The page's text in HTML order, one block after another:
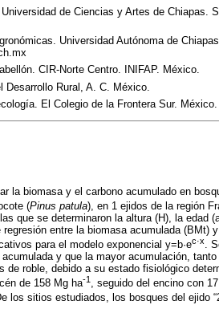
de Ciencias y Artes de Chiapas.
Universidad Autónoma de
CIR-Norte Centro. INIFAP. México.
Desarrollo Rural, A. C. México.
El Colegio de la Frontera Sur. México.
la biomasa y el carbono acumulado en
(Pinus patula), en 1 ejidos de la región
que se determinaron la altura (H), la edad
entre la biomasa acumulada (BMt)
para el modelo exponencial y=b·ec·x.
y que la mayor acumulación,
de roble, debido a su estado fisiológico
de 158 Mg ha-1 , seguido del encino con
los sitios estudiados, los bosques del ejido